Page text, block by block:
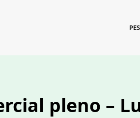
pleno –